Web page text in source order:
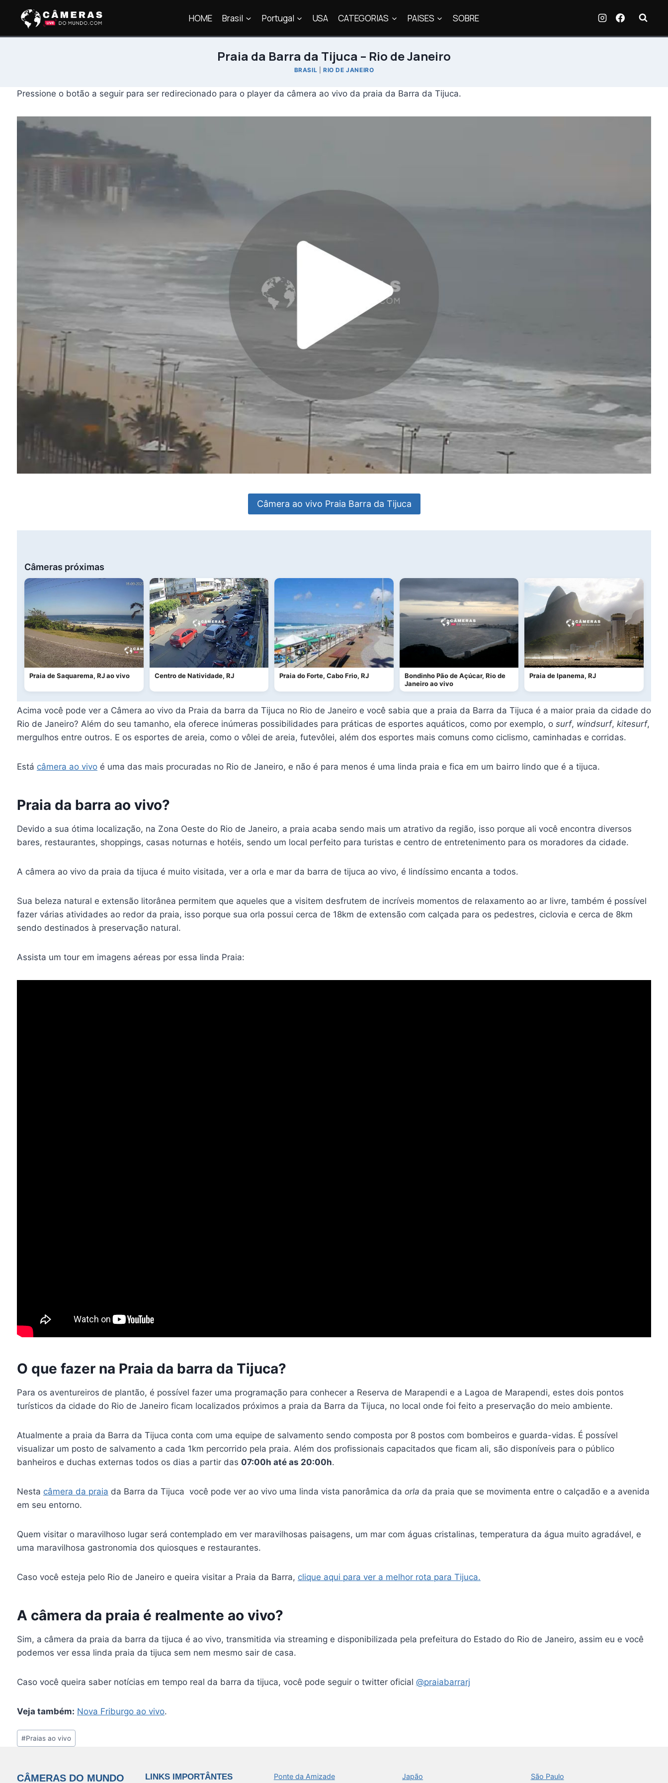
HOME Brasil Portugal USA CATEGORIAS PAISES SOBRE
Praia da Barra da Tijuca – Rio de Janeiro
BRASIL |RIO DE JANEIRO
Pressione o botão a seguir para ser redirecionado para o player da câmera ao vivo da praia da Barra da Tijuca.
Câmera ao vivo Praia Barra da Tijuca
Câmeras próximas
Praia de Saquarema, RJ ao vivo Centro de Natividade, RJ Praia do Forte, Cabo Frio, RJ
Bondinho Pão de Açúcar, Rio de
Janeiro ao vivo
Praia de Ipanema, RJ
Acima você pode ver a Câmera ao vivo da Praia da barra da Tijuca no Rio de Janeiro e você sabia que a praia da Barra da Tijuca é a maior praia da cidade do
Rio de Janeiro? Além do seu tamanho, ela oferece inúmeras possibilidades para práticas de esportes aquáticos, como por exemplo, o surf, windsurf, kitesurf,
mergulhos entre outros. E os esportes de areia, como o vôlei de areia, futevôlei, além dos esportes mais comuns como ciclismo, caminhadas e corridas.
Está câmera ao vivo é uma das mais procuradas no Rio de Janeiro, e não é para menos é uma linda praia e fica em um bairro lindo que é a tijuca.
Praia da barra ao vivo?
Devido a sua ótima localização, na Zona Oeste do Rio de Janeiro, a praia acaba sendo mais um atrativo da região, isso porque ali você encontra diversos
bares, restaurantes, shoppings, casas noturnas e hotéis, sendo um local perfeito para turistas e centro de entretenimento para os moradores da cidade.
A câmera ao vivo da praia da tijuca é muito visitada, ver a orla e mar da barra de tijuca ao vivo, é lindíssimo encanta a todos.
Sua beleza natural e extensão litorânea permitem que aqueles que a visitem desfrutem de incríveis momentos de relaxamento ao ar livre, também é possível
fazer várias atividades ao redor da praia, isso porque sua orla possui cerca de 18km de extensão com calçada para os pedestres, ciclovia e cerca de 8km
sendo destinados à preservação natural.
Assista um tour em imagens aéreas por essa linda Praia:
O que fazer na Praia da barra da Tijuca?
Para os aventureiros de plantão, é possível fazer uma programação para conhecer a Reserva de Marapendi e a Lagoa de Marapendi, estes dois pontos
turísticos da cidade do Rio de Janeiro ficam localizados próximos a praia da Barra da Tijuca, no local onde foi feito a preservação do meio ambiente.
Atualmente a praia da Barra da Tijuca conta com uma equipe de salvamento sendo composta por 8 postos com bombeiros e guarda-vidas. É possível
visualizar um posto de salvamento a cada 1km percorrido pela praia. Além dos profissionais capacitados que ficam ali, são disponíveis para o público
banheiros e duchas externas todos os dias a partir das 07:00h até as 20:00h.
Nesta câmera da praia da Barra da Tijuca você pode ver ao vivo uma linda vista panorâmica da orla da praia que se movimenta entre o calçadão e a avenida
em seu entorno.
Quem visitar o maravilhoso lugar será contemplado em ver maravilhosas paisagens, um mar com águas cristalinas, temperatura da água muito agradável, e
uma maravilhosa gastronomia dos quiosques e restaurantes.
Caso você esteja pelo Rio de Janeiro e queira visitar a Praia da Barra, clique aqui para ver a melhor rota para Tijuca.
A câmera da praia é realmente ao vivo?
Sim, a câmera da praia da barra da tijuca é ao vivo, transmitida via streaming e disponibilizada pela prefeitura do Estado do Rio de Janeiro, assim eu e você
podemos ver essa linda praia da tijuca sem nem mesmo sair de casa.
Caso você queira saber notícias em tempo real da barra da tijuca, você pode seguir o twitter oficial @praiabarrarj
Veja também: Nova Friburgo ao vivo.
Tags
do
#Praias ao vivo
CÂMERAS DO MUNDO LINKS IMPORTÂNTES Ponte da Amizade Japão São Paulo